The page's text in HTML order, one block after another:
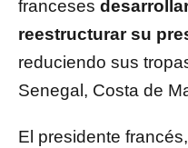
franceses
reestructurar su
reduciendo sus
Senegal, Costa de
El presidente